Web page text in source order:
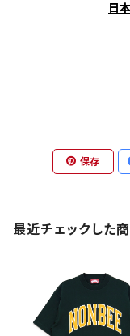
日
保存
最近チェックした